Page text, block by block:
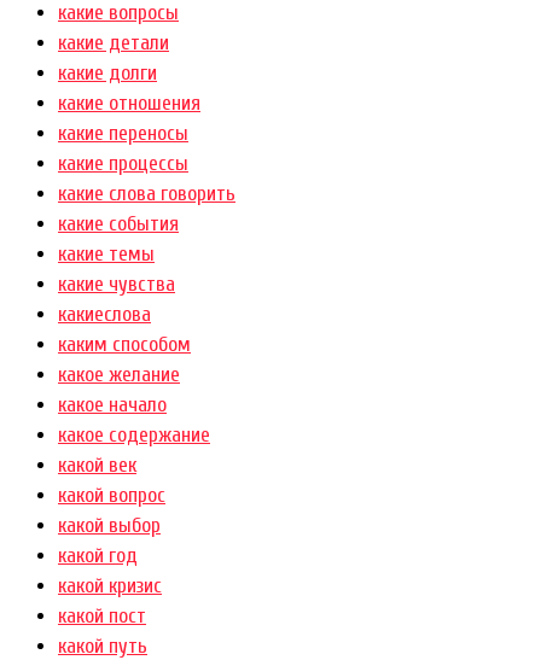
какие вопросы
какие детали
какие долги
какие отношения
какие переносы
какие процессы
какие слова говорить
какие события
какие темы
какие чувства
какиеслова
каким способом
какое желание
какое начало
какое содержание
какой век
какой вопрос
какой выбор
какой год
какой кризис
какой пост
какой путь